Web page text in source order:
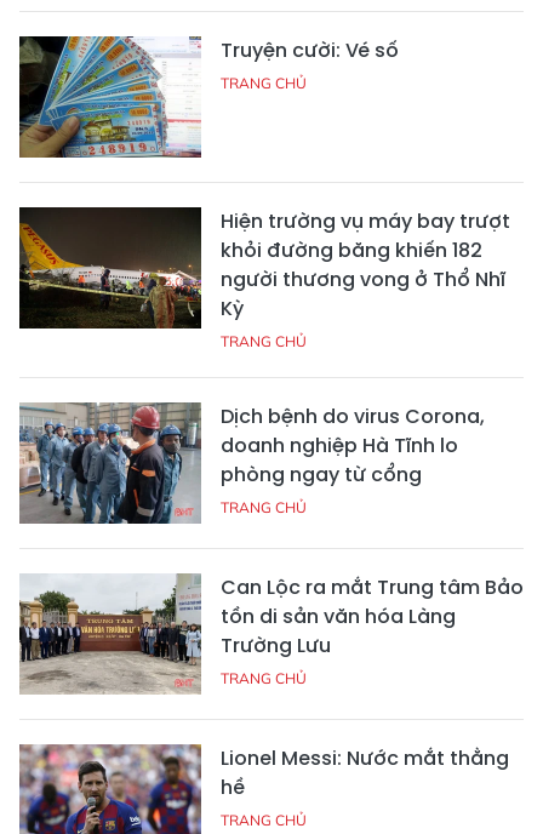
Truyện cười: Vé số
TRANG CHỦ
Hiện trường vụ máy bay trượt
khỏi đường băng khiến 182
người thương vong ở Thổ Nhĩ
Kỳ
TRANG CHỦ
Dịch bệnh do virus Corona,
doanh nghiệp Hà Tĩnh lo
phòng ngay từ cổng
TRANG CHỦ
Can Lộc ra mắt Trung tâm Bảo
tồn di sản văn hóa Làng
Trường Lưu
TRANG CHỦ
Lionel Messi: Nước mắt thằng
hề
TRANG CHỦ